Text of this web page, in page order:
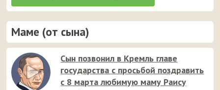
Маме (от сына)
Сын позвонил в Кремль главе
государства с просьбой поздравить
с 8 марта любимую маму Раису